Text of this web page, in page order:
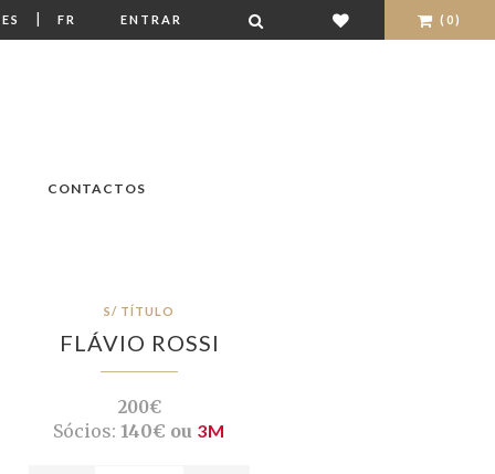
ES | FR ENTRAR (0)
CONTACTOS
S/ TÍTULO
FLÁVIO ROSSI
200€
Sócios: 140€ ou 3M